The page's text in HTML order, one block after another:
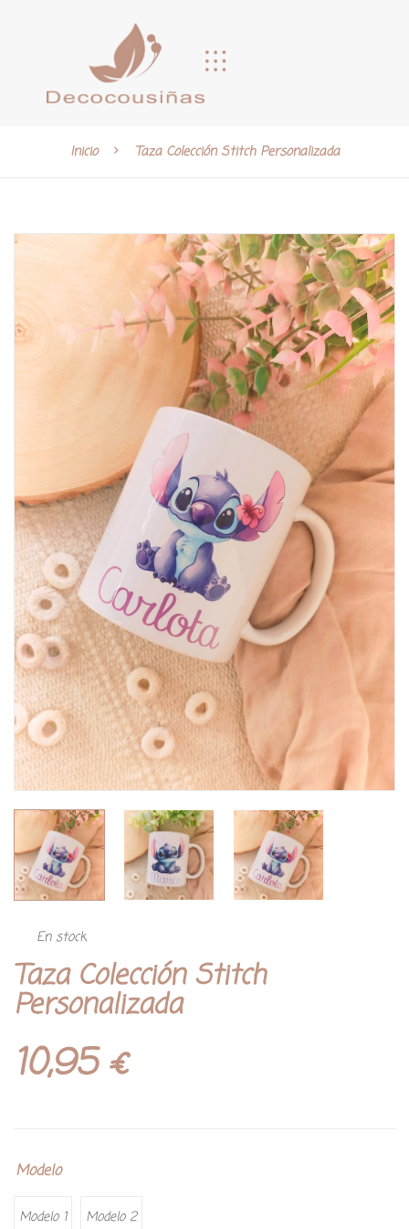
Inicio Taza Colección Stitch Personalizada
En stock
Taza Colección Stitch
Personalizada
10,95€
Modelo
Modelo 1 Modelo 2